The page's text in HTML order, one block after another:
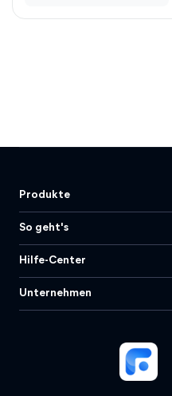
Produkte
So geht's
Hilfe-Center
Unternehmen